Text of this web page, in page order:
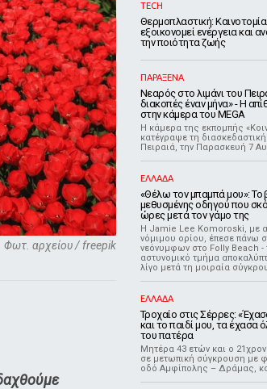
Φωτ. αρχείου / freepik
TECH
Θερμοπλαστική:
εξοικονομεί ενέργεια και
την ποιότητα ζωής
ΠΑΡΑΞΕΝΑ
Νεαρός στο λιμάνι του
διακοπές έναν μήνα» - Η
στην κάμερα του MEGA
Η κάμερα της εκπομπής
κατέγραψε τη
Πειραιά, την Παρασκευή 7
ΕΛΛΑΔΑ
«Θέλω τον μπαμπά μου»: Το
μεθυσμένης οδηγού που
ώρες μετά τον γάμο της
Η Jamie Lee Komoroski, με
νόμιμου ορίου, έπεσε πάνω
νεόνυμφων στο Folly Beach -
αστυνομικό τμήμα
λίγο μετά τη μοιραία
ΕΛΛΑΔΑ
Τροχαίο στις Σέρρες:
και το παιδί μου, τα έχασα
του πατέρα
Μητέρα 43 ετών και ο
σε μετωπική σύγκρουση με
οδό Αμφίπολης – Δράμας,